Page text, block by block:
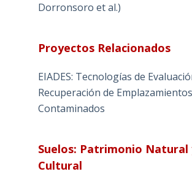
Dorronsoro et al.)
Proyectos Relacionados
EIADES: Tecnologías de
Recuperación de Emplazamientos
Contaminados
Suelos: Patrimonio Natural
Cultural